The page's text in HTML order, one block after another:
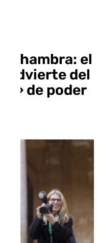
Alhambra: el
advierte del
de poder